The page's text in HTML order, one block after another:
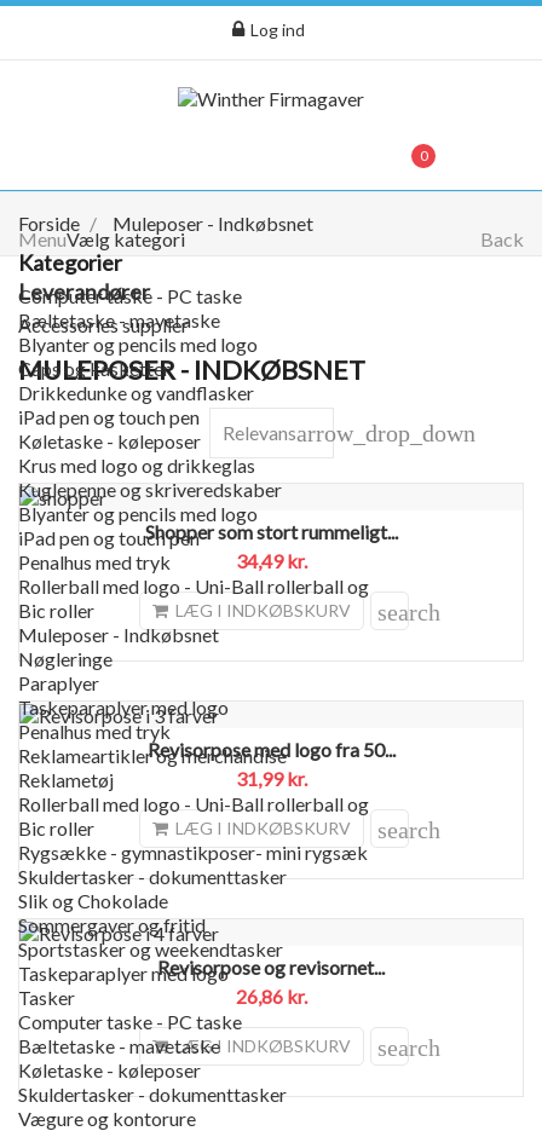
Log ind
0
Menu Back
Vælg kategori
Kategorier
Computer taske - PC taske
Bæltetaske - mavetaske
Blyanter og pencils med logo
Caps og kasketter
Drikkedunke og vandflasker
iPad pen og touch pen
Køletaske - køleposer
Krus med logo og drikkeglas
Kuglepenne og skriveredskaber
Blyanter og pencils med logo
iPad pen og touch pen
Penalhus med tryk
Rollerball med logo - Uni-Ball rollerball og
Bic roller
Muleposer - Indkøbsnet
Nøgleringe
Paraplyer
Taskeparaplyer med logo
Penalhus med tryk
Reklameartikler og merchandise
Reklametøj
Rollerball med logo - Uni-Ball rollerball og
Bic roller
Rygsække - gymnastikposer- mini rygsæk
Skuldertasker - dokumenttasker
Slik og Chokolade
Sommergaver og fritid
Sportstasker og weekendtasker
Taskeparaplyer med logo
Tasker
Computer taske - PC taske
Bæltetaske - mavetaske
Køletaske - køleposer
Skuldertasker - dokumenttasker
Vægure og kontorure
Forside Muleposer - Indkøbsnet
Leverandører
Accessories supplier
MULEPOSER - INDKØBSNET
Relevansarrow_drop_down
Shopper som stort rummeligt...
34,49 kr.
LÆG I INDKØBSKURV search
Revisorpose med logo fra 50...
31,99 kr.
LÆG I INDKØBSKURV search
Revisorpose og revisornet...
26,86 kr.
LÆG I INDKØBSKURV search